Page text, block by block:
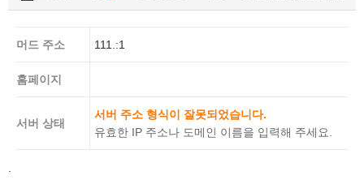
머드 주소 111.:1
홈페이지
서버 상태
서버 주소 형식이 잘못되었습니다.
유효한 IP 주소나 도메인 이름을 입력해 주세요.